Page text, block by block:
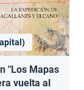
"Los Mapas
vuelta al